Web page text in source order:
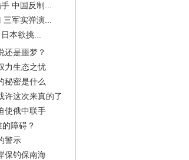
中国反制...
军实弹演...
本欲挑...
还是噩梦？
力生态之忧
秘密是什么
许这次来真的了
使俄中联手
障碍？
警示
保钓保南海